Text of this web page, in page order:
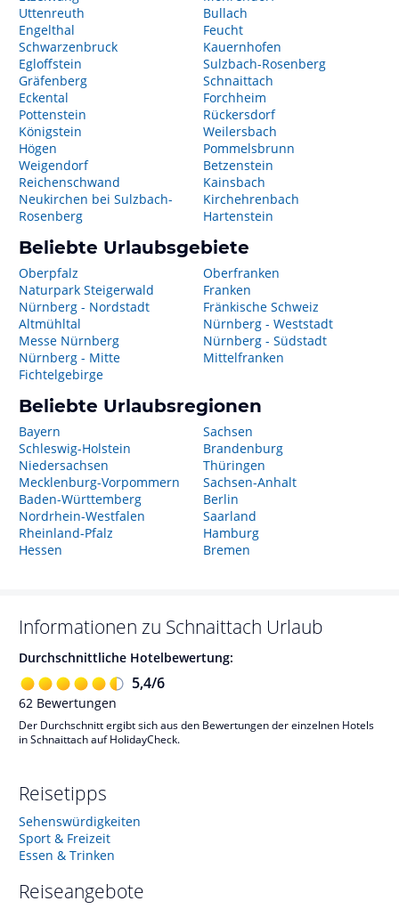
Uttenreuth
Engelthal
Schwarzenbruck
Egloffstein
Gräfenberg
Eckental
Pottenstein
Königstein
Högen
Weigendorf
Reichenschwand
Neukirchen bei Sulzbach-
Rosenberg
Bullach
Feucht
Kauernhofen
Sulzbach-Rosenberg
Schnaittach
Forchheim
Rückersdorf
Weilersbach
Pommelsbrunn
Betzenstein
Kainsbach
Kirchehrenbach
Hartenstein
Beliebte Urlaubsgebiete
Oberpfalz
Naturpark Steigerwald
Nürnberg - Nordstadt
Altmühltal
Messe Nürnberg
Nürnberg - Mitte
Fichtelgebirge
Oberfranken
Franken
Fränkische Schweiz
Nürnberg - Weststadt
Nürnberg - Südstadt
Mittelfranken
Beliebte Urlaubsregionen
Bayern
Schleswig-Holstein
Niedersachsen
Mecklenburg-Vorpommern
Baden-Württemberg
Nordrhein-Westfalen
Rheinland-Pfalz
Hessen
Sachsen
Brandenburg
Thüringen
Sachsen-Anhalt
Berlin
Saarland
Hamburg
Bremen
Informationen zu Schnaittach Urlaub
Durchschnittliche Hotelbewertung:
5,4/6
62 Bewertungen
Der Durchschnitt ergibt sich aus den Bewertungen der einzelnen Hotels
in Schnaittach auf HolidayCheck.
Reisetipps
Sehenswürdigkeiten
Sport & Freizeit
Essen & Trinken
Reiseangebote